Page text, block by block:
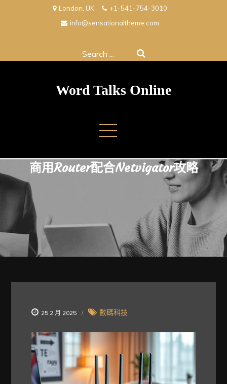
London, UK
+1-541-754-3010
info@sensationaltheme.com
Search
Word Talks Online
商用Router配合Netvigator攻略
25 2 月 2025 數碼科技